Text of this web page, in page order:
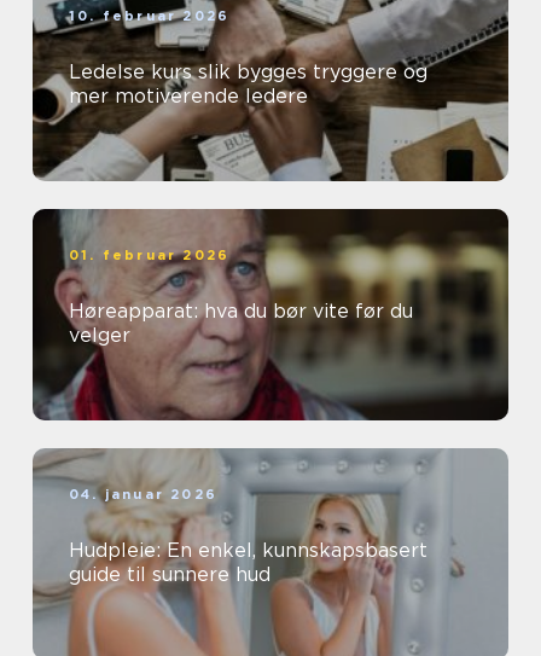
10. februar 2026
Ledelse kurs slik bygges tryggere og
mer motiverende ledere
01. februar 2026
Høreapparat: hva du bør vite før du
velger
04. januar 2026
Hudpleie: En enkel, kunnskapsbasert
guide til sunnere hud